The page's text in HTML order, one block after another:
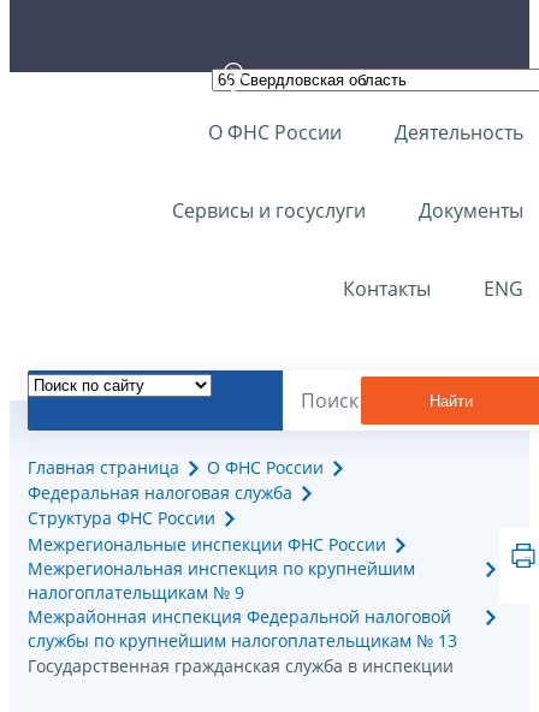
О ФНС России Деятельность
Сервисы и госуслуги Документы
Контакты ENG
Найти
Главная страница
О ФНС России
Федеральная налоговая служба
Структура ФНС России
Межрегиональные инспекции ФНС России
Межрегиональная инспекция по крупнейшим
налогоплательщикам № 9
Межрайонная инспекция Федеральной налоговой
службы по крупнейшим налогоплательщикам № 13
Государственная гражданская служба в инспекции